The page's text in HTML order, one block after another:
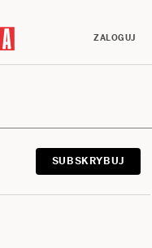
ZALOGUJ
SUBSKRYBUJ